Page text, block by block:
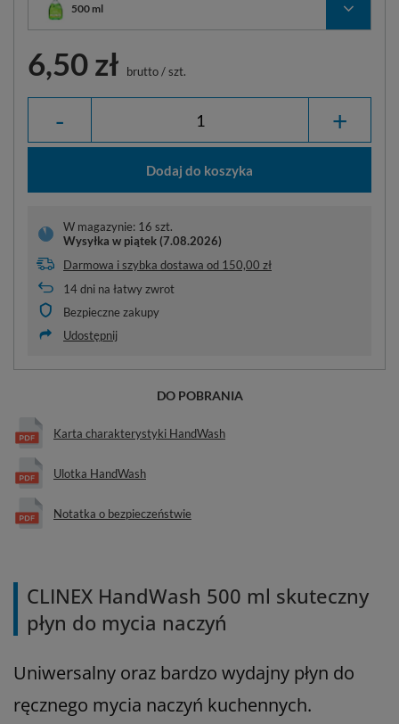
500 ml
6,50 zł brutto/szt.
- +
Dodaj do koszyka
W magazynie: 16 szt.
Wysyłka w piątek (7.08.2026)
Darmowa i szybka dostawa od 150,00 zł
14dni na łatwy zwrot
Bezpieczne zakupy
Udostępnij
DO POBRANIA
Karta charakterystyki HandWash
Ulotka HandWash
Notatka o bezpieczeństwie
CLINEX HandWash 500 ml skuteczny
płyn do mycia naczyń
Uniwersalny oraz bardzo wydajny płyn do
ręcznego mycia naczyń kuchennych.